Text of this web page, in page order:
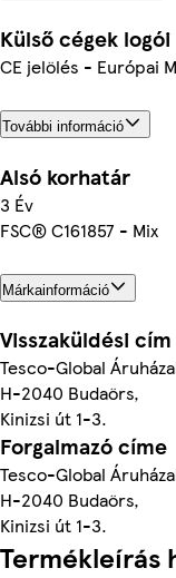
Külső cégek logói
CE jelölés - Európai
További információ
Alsó korhatár
3 Év
FSC® C161857 - Mix
Márkainformáció
Visszaküldési cím
Tesco-Global
H-2040 Budaörs,
Kinizsi út 1-3.
Forgalmazó címe
Tesco-Global
H-2040 Budaörs,
Kinizsi út 1-3.
Termékleírás